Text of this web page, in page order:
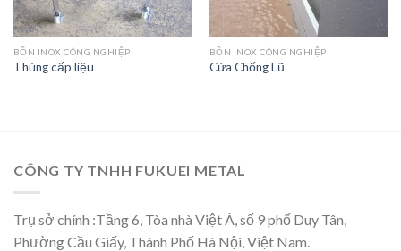
BỒN INOX CÔNG NGHIỆP
Thùng cấp liệu
BỒN INOX CÔNG NGHIỆP
Cửa Chống Lũ
CÔNG TY TNHH FUKUEI METAL
Trụ sở chính :Tầng 6, Tòa nhà Việt Á, số 9 phố Duy Tân,
Phường Cầu Giấy, Thành Phố Hà Nội, Việt Nam.